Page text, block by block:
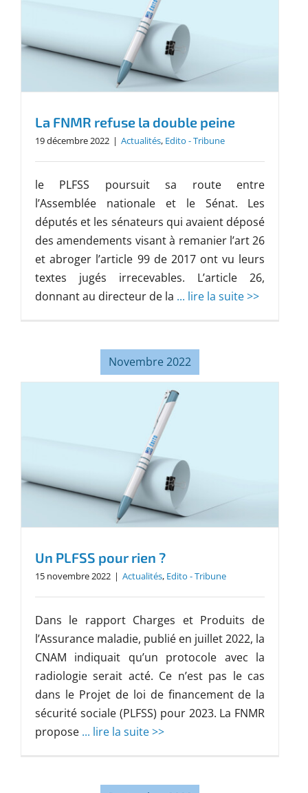
La FNMR refuse la double peine
19 décembre 2022 | Actualités, Edito - Tribune
le PLFSS poursuit sa route entre
l’Assemblée nationale et le Sénat. Les
députés et les sénateurs qui avaient déposé
des amendements visant à remanier l’art 26
et abroger l’article 99 de 2017 ont vu leurs
textes jugés irrecevables. L’article 26,
donnant au directeur de la ... lire la suite >>
Novembre 2022
Un PLFSS pour rien ?
15 novembre 2022 | Actualités, Edito - Tribune
Dans le rapport Charges et Produits de
l’Assurance maladie, publié en juillet 2022, la
CNAM indiquait qu’un protocole avec la
radiologie serait acté. Ce n’est pas le cas
dans le Projet de loi de financement de la
sécurité sociale (PLFSS) pour 2023. La FNMR
propose ... lire la suite >>